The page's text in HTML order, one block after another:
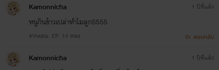
Kamonnicha
หนูกินข้าวเปล่าทำไมลูก5555
จากตอน: EP. 14 หลง
1 ปีที่แล้ว
ตอบกลับ
Kamonnicha 1 ปีที่แล้ว